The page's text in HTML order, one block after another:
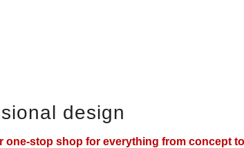
design
one-stop shop for everything from concept